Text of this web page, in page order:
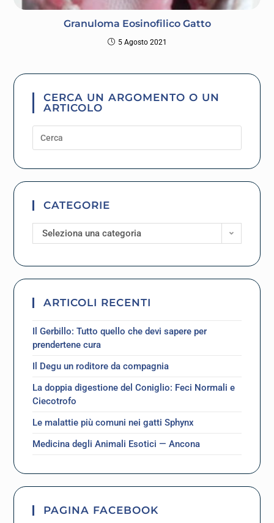
Granuloma Eosinofilico Gatto
5 Agosto 2021
CERCA UN ARGOMENTO O UN
ARTICOLO
CATEGORIE
Seleziona una categoria
ARTICOLI RECENTI
Il Gerbillo: Tutto quello che devi sapere per
prendertene cura
Il Degu un roditore da compagnia
La doppia digestione del Coniglio: Feci Normali e
Ciecotrofo
Le malattie più comuni nei gatti Sphynx
Medicina degli Animali Esotici — Ancona
PAGINA FACEBOOK